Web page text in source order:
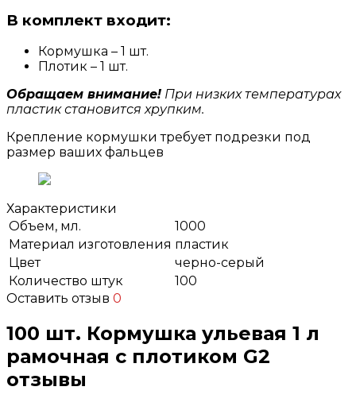
В комплект входит:
Кормушка – 1 шт.
Плотик – 1 шт.
Обращаем внимание! При низких температурах
пластик становится хрупким.
Крепление кормушки требует подрезки под
размер ваших фальцев
Характеристики
Объем, мл.
1000
Материал изготовления пластик
Цвет
черно-серый
Количество штук
100
Оставить отзыв 0
100 шт. Кормушка ульевая 1 л
рамочная с плотиком G2
отзывы